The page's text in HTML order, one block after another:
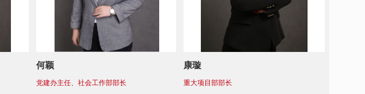
何颖
党建办主任、社会工作部部长
康璇
重大项目部部长